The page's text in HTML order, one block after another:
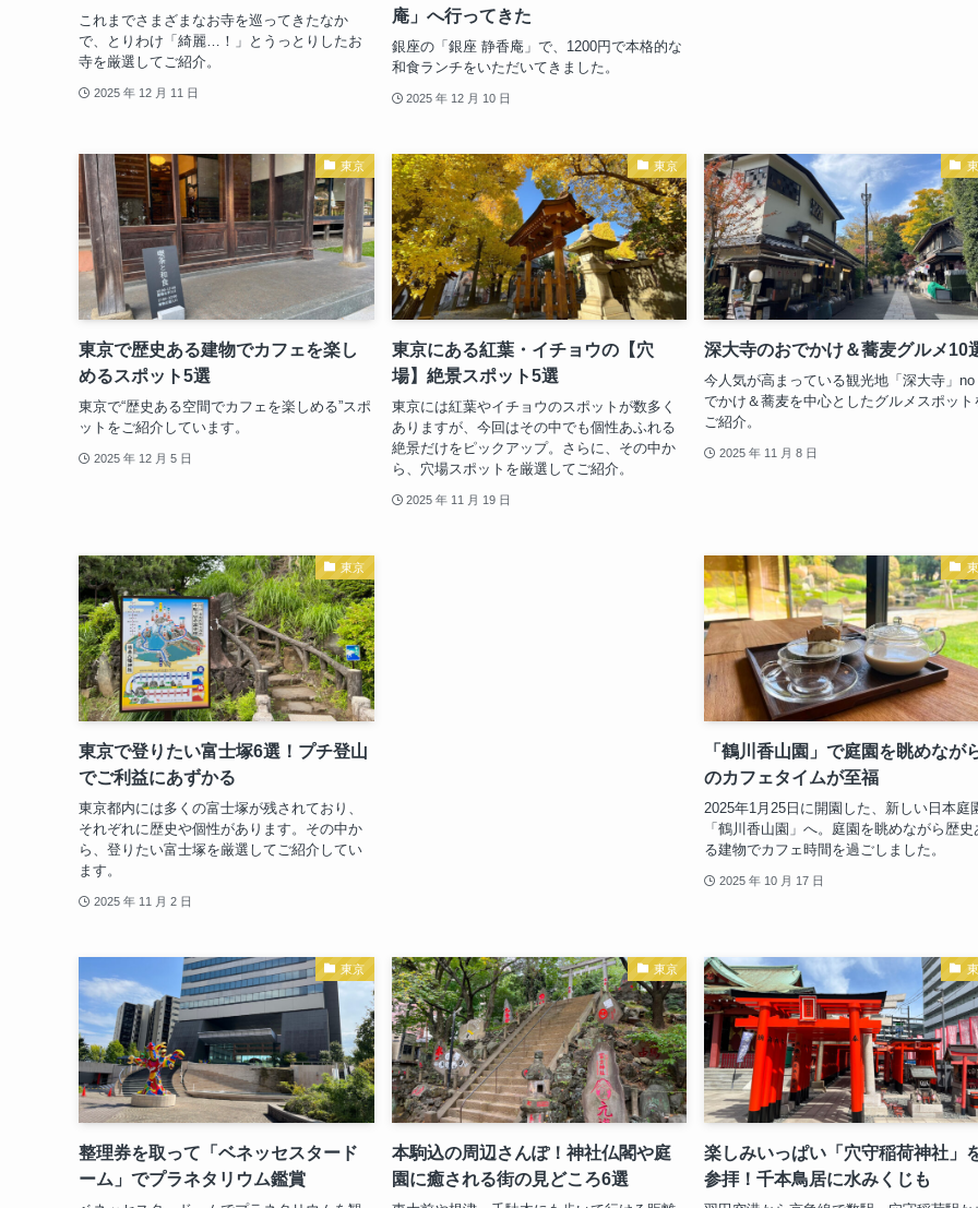
これまでさまざまなお寺を巡ってきたなか
で、とりわけ「綺麗…！」とうっとりしたお
寺を厳選してご紹介。
2025 年 12 月 11 日
庵」へ行ってきた
銀座の「銀座 静香庵」で、1200円で本格的な
和食ランチをいただいてきました。
2025 年 12 月 10 日
東京
東京で歴史ある建物でカフェを楽し
めるスポット5選
東京で“歴史ある空間でカフェを楽しめる”スポ
ットをご紹介しています。
2025 年 12 月 5 日
東京
東京にある紅葉・イチョウの【穴
場】絶景スポット5選
東京には紅葉やイチョウのスポットが数多く
ありますが、今回はその中でも個性あふれる
絶景だけをピックアップ。さらに、その中か
ら、穴場スポットを厳選してご紹介。
2025 年 11 月 19 日
深大寺のおでかけ＆蕎麦グルメ10
今人気が高まっている観光地「深大寺」
でかけ＆蕎麦を中心としたグルメスポット
ご紹介。
2025 年 11 月 8 日
東京
東京で登りたい富士塚6選！プチ登山
でご利益にあずかる
東京都内には多くの富士塚が残されており、
それぞれに歴史や個性があります。その中か
ら、登りたい富士塚を厳選してご紹介してい
ます。
2025 年 11 月 2 日
「鶴川香山園」で庭園を眺めなが
のカフェタイムが至福
2025年1月25日に開園した、新しい日本庭
「鶴川香山園」へ。庭園を眺めながら歴史
る建物でカフェ時間を過ごしました。
2025 年 10 月 17 日
東京
整理券を取って「ベネッセスタード
ーム」でプラネタリウム鑑賞
東京
本駒込の周辺さんぽ！神社仏閣や庭
園に癒される街の見どころ6選
楽しみいっぱい「穴守稲荷神社」
参拝！千本鳥居に水みくじも